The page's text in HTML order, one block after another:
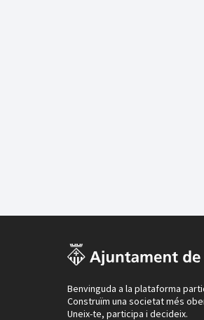
Benvinguda a la plataforma
Construïm una societat més
Uneix-te, participa i decideix.